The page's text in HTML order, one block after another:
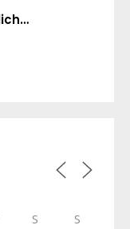
S S